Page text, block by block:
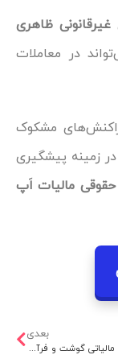
غیرقانونی ظاهری
در معاملات
مشکوک
زمینه پیشگیری
مالیات اَپ
بعدی
فهرست معافیت مالیاتی گوشت و فرآورده‌های گوشتی درسال ۱۴۰۴